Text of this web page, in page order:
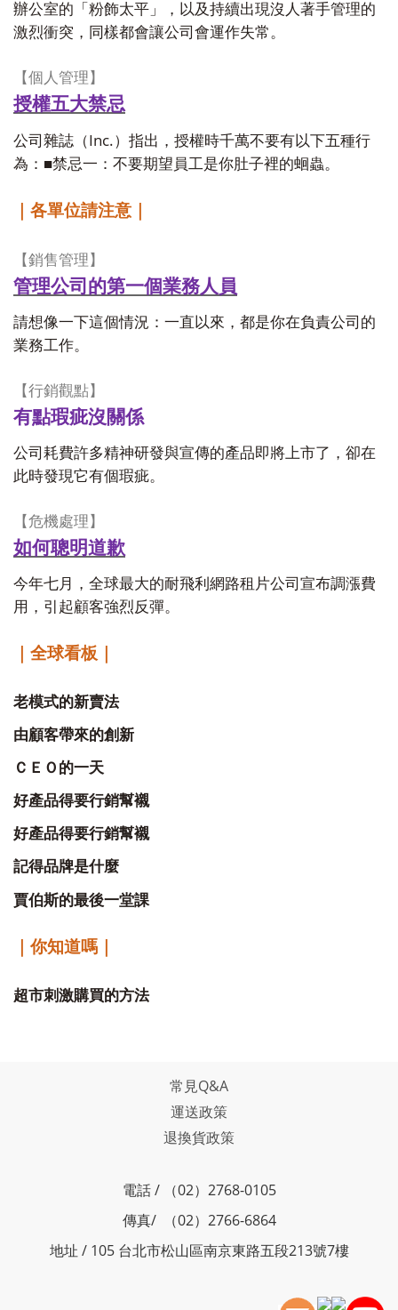
辦公室的「粉飾太平」，以及持續出現沒人著手管理的
激烈衝突，同樣都會讓公司會運作失常。
【個人管理】
授權五大禁忌
公司雜誌（Inc.）指出，授權時千萬不要有以下五種行
為： ■禁忌一：不要期望員工是你肚子裡的蛔蟲。
｜各單位請注意｜
【銷售管理】
管理公司的第一個業務人員
請想像一下這個情況：一直以來，都是你在負責公司的
業務工作。
【行銷觀點】
有點瑕疵沒關係
公司耗費許多精神研發與宣傳的產品即將上市了，卻在
此時發現它有個瑕疵。
【危機處理】
如何聰明道歉
今年七月，全球最大的耐飛利網路租片公司宣布調漲費
用，引起顧客強烈反彈。
｜全球看板｜
老模式的新賣法
由顧客帶來的創新
ＣＥＯ的一天
好產品得要行銷幫襯
好產品得要行銷幫襯
記得品牌是什麼
賈伯斯的最後一堂課
｜你知道嗎｜
超市刺激購買的方法
常見Q&A
運送政策
退換貨政策
電話 / （02）2768-0105
傳真/ （02）2766-6864
地址 / 105 台北市松山區南京東路五段213號7樓